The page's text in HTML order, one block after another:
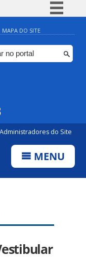
Simplifique!
Comunica BR
Participe
MAPA DO SITE
Administradores do Site
MENU